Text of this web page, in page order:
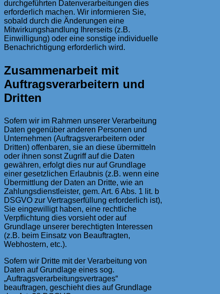
durchgeführten Datenverarbeitungen dies
erforderlich machen. Wir informieren Sie,
sobald durch die Änderungen eine
Mitwirkungshandlung Ihrerseits (z.B.
Einwilligung) oder eine sonstige individuelle
Benachrichtigung erforderlich wird.
Zusammenarbeit mit
Auftragsverarbeitern und
Dritten
Sofern wir im Rahmen unserer Verarbeitung
Daten gegenüber anderen Personen und
Unternehmen (Auftragsverarbeitern oder
Dritten) offenbaren, sie an diese übermitteln
oder ihnen sonst Zugriff auf die Daten
gewähren, erfolgt dies nur auf Grundlage
einer gesetzlichen Erlaubnis (z.B. wenn eine
Übermittlung der Daten an Dritte, wie an
Zahlungsdienstleister, gem. Art. 6 Abs. 1 lit. b
DSGVO zur Vertragserfüllung erforderlich ist),
Sie eingewilligt haben, eine rechtliche
Verpflichtung dies vorsieht oder auf
Grundlage unserer berechtigten Interessen
(z.B. beim Einsatz von Beauftragten,
Webhostern, etc.).
Sofern wir Dritte mit der Verarbeitung von
Daten auf Grundlage eines sog.
„Auftragsverarbeitungsvertrages“
beauftragen, geschieht dies auf Grundlage